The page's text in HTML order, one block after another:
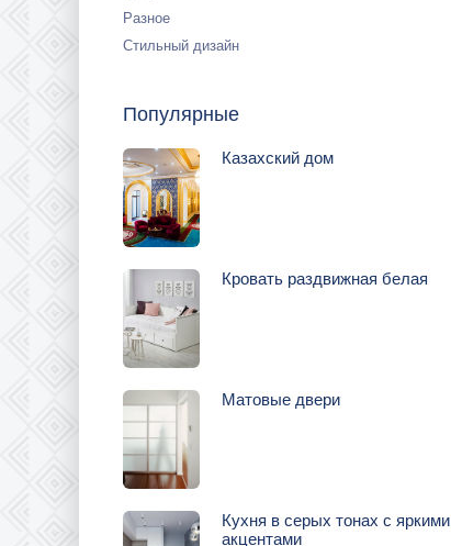
Разное
Стильный дизайн
Популярные
Казахский дом
Кровать раздвижная белая
Матовые двери
Кухня в серых тонах с яркими
акцентами